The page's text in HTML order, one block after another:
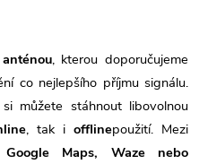
, kterou doporučujeme
co nejlepšího příjmu signálu.
si můžete stáhnout libovolnou
, tak i offlinepoužití. Mezi
Google Maps, Waze nebo